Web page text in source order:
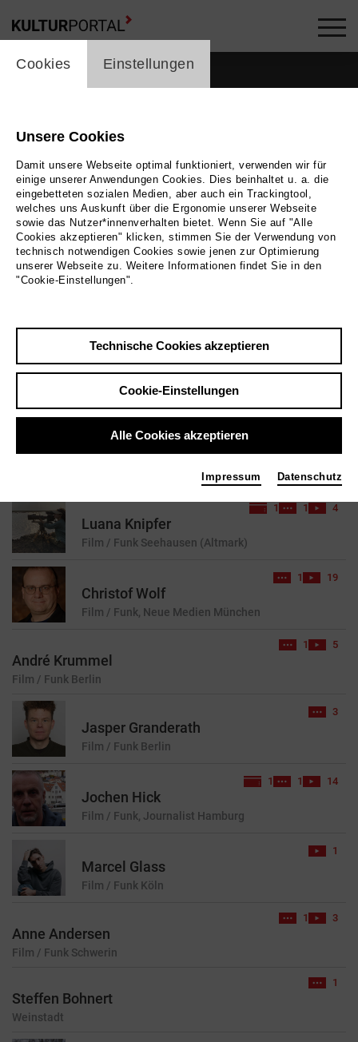
Mitglieder im Netzwerk
Menschen
Stichwortsuche
label_user_categories
Stadt / Region
Luana Knipfer
Film / Funk Seehausen (Altmark)
1 1 4
Christof Wolf
Film / Funk, Neue Medien München
1 19
André Krummel
Film / Funk Berlin
1 5
Jasper Granderath
Film / Funk Berlin
3
Jochen Hick
Film / Funk, Journalist Hamburg
1 1 14
Marcel Glass
Film / Funk Köln
1
Anne Andersen
Film / Funk Schwerin
1 3
Steffen Bohnert
Weinstadt
1
cookie_layer
Cookies Einstellungen
Unsere Cookies
Damit unsere Webseite optimal funktioniert, verwenden wir für
einige unserer Anwendungen Cookies. Dies beinhaltet u. a. die
eingebetteten sozialen Medien, aber auch ein Trackingtool,
welches uns Auskunft über die Ergonomie unserer Webseite
sowie das Nutzer*innenverhalten bietet. Wenn Sie auf "Alle
Cookies akzeptieren" klicken, stimmen Sie der Verwendung von
technisch notwendigen Cookies sowie jenen zur Optimierung
unserer Webseite zu. Weitere Informationen findet Sie in den
"Cookie-Einstellungen".
Technische Cookies akzeptieren
Cookie-Einstellungen
Alle Cookies akzeptieren
Impressum Datenschutz